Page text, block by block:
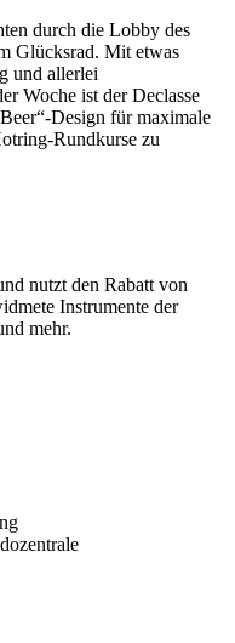
durch die Lobby des
Glücksrad. Mit etwas
und allerlei
Woche ist der Declasse
Design für maximale
Rundkurse zu
nutzt den Rabatt von
Instrumente der
mehr.